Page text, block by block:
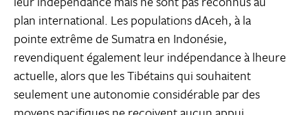
plan international. Les populations dAceh, à la
pointe extrême de Sumatra en Indonésie,
revendiquent également leur indépendance à lheure
actuelle, alors que les Tibétains qui souhaitent
seulement une autonomie considérable par des